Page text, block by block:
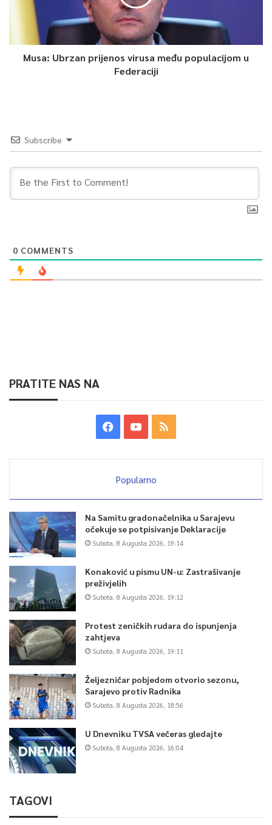
Musa: Ubrzan prijenos virusa među populacijom u
Federaciji
Subscribe
0 COMMENTS
PRATITE NAS NA
Popularno
Na Samitu gradonačelnika u Sarajevu
očekuje se potpisivanje Deklaracije
Subota, 8 Augusta 2026, 19:14
Konaković u pismu UN-u: Zastrašivanje
preživjelih
Subota, 8 Augusta 2026, 19:12
Protest zeničkih rudara do ispunjenja
zahtjeva
Subota, 8 Augusta 2026, 19:11
Željezničar pobjedom otvorio sezonu,
Sarajevo protiv Radnika
Subota, 8 Augusta 2026, 18:56
U Dnevniku TVSA večeras gledajte
Subota, 8 Augusta 2026, 16:04
TAGOVI